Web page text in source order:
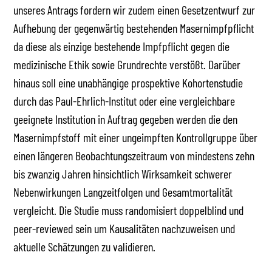
unseres Antrags fordern wir zudem einen Gesetzentwurf zur
Aufhebung der gegenwärtig bestehenden Masernimpfpflicht
da diese als einzige bestehende Impfpflicht gegen die
medizinische Ethik sowie Grundrechte verstößt. Darüber
hinaus soll eine unabhängige prospektive Kohortenstudie
durch das Paul-Ehrlich-Institut oder eine vergleichbare
geeignete Institution in Auftrag gegeben werden die den
Masernimpfstoff mit einer ungeimpften Kontrollgruppe über
einen längeren Beobachtungszeitraum von mindestens zehn
bis zwanzig Jahren hinsichtlich Wirksamkeit schwerer
Nebenwirkungen Langzeitfolgen und Gesamtmortalität
vergleicht. Die Studie muss randomisiert doppelblind und
peer-reviewed sein um Kausalitäten nachzuweisen und
aktuelle Schätzungen zu validieren.